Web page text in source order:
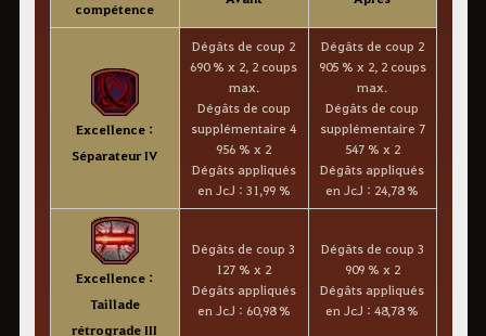
compétence
Excellence :
Séparateur IV
Dégâts de coup 2
690 % x 2, 2 coups
max.
Dégâts de coup
supplémentaire 4
956 % x 2
Dégâts appliqués
en JcJ : 31,99 %
Dégâts de coup 2
905 % x 2, 2 coups
max.
Dégâts de coup
supplémentaire 7
547 % x 2
Dégâts appliqués
en JcJ : 24,78 %
Excellence :
Taillade
rétrograde III
Dégâts de coup 3
127 % x 2
Dégâts appliqués
en JcJ : 60,98 %
Dégâts de coup 3
909 % x 2
Dégâts appliqués
en JcJ : 48,78 %